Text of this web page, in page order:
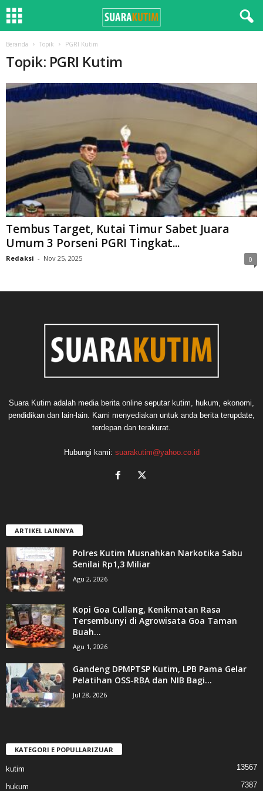
Beranda Topik PGRI Kutim
Topik: PGRI Kutim
Tembus Target, Kutai Timur Sabet Juara
Umum 3 Porseni PGRI Tingkat...
Redaksi - Nov 25, 2025 0
Suara Kutim adalah media berita online seputar kutim, hukum, ekonomi,
pendidikan dan lain-lain. Kami menyediakan untuk anda berita terupdate,
terdepan dan terakurat.
Hubungi kami: suarakutim@yahoo.co.id
ARTIKEL LAINNYA
Polres Kutim Musnahkan Narkotika Sabu
Senilai Rp1,3 Miliar
Agu 2, 2026
Kopi Goa Cullang, Kenikmatan Rasa
Tersembunyi di Agrowisata Goa Taman
Buah...
Agu 1, 2026
Gandeng DPMPTSP Kutim, LPB Pama Gelar
Pelatihan OSS-RBA dan NIB Bagi...
Jul 28, 2026
KATEGORI E POPULLARIZUAR
kutim 13567
hukum 7387